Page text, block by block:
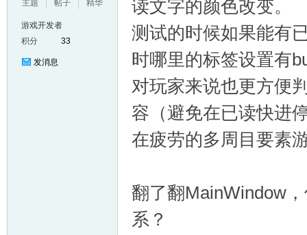
主题
帖子
精华
游戏开发者
积分
33
发消息
读文字的颜色改变。
测试的时候如果能有
时哪里的标签设置有
对玩家来说也更方便
容（避免在已读快进
在疲劳的多周目要素
翻了翻MainWindow
系？